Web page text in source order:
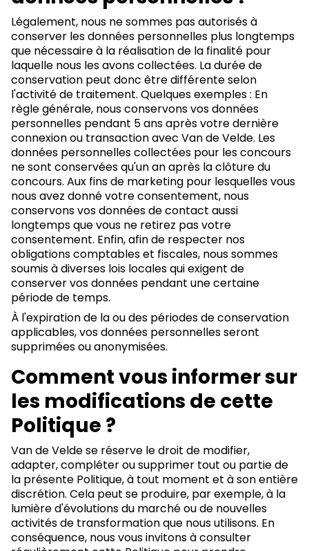
Légalement, nous ne sommes pas autorisés à
conserver les données personnelles plus longtemps
que nécessaire à la réalisation de la finalité pour
laquelle nous les avons collectées. La durée de
conservation peut donc être différente selon
l'activité de traitement. Quelques exemples : En
règle générale, nous conservons vos données
personnelles pendant 5 ans après votre dernière
connexion ou transaction avec Van de Velde. Les
données personnelles collectées pour les concours
ne sont conservées qu'un an après la clôture du
concours. Aux fins de marketing pour lesquelles vous
nous avez donné votre consentement, nous
conservons vos données de contact aussi
longtemps que vous ne retirez pas votre
consentement. Enfin, afin de respecter nos
obligations comptables et fiscales, nous sommes
soumis à diverses lois locales qui exigent de
conserver vos données pendant une certaine
période de temps.
À l'expiration de la ou des périodes de conservation
applicables, vos données personnelles seront
supprimées ou anonymisées.
Comment vous informer sur
les modifications de cette
Politique ?
Van de Velde se réserve le droit de modifier,
adapter, compléter ou supprimer tout ou partie de
la présente Politique, à tout moment et à son entière
discrétion. Cela peut se produire, par exemple, à la
lumière d'évolutions du marché ou de nouvelles
activités de transformation que nous utilisons. En
conséquence, nous vous invitons à consulter